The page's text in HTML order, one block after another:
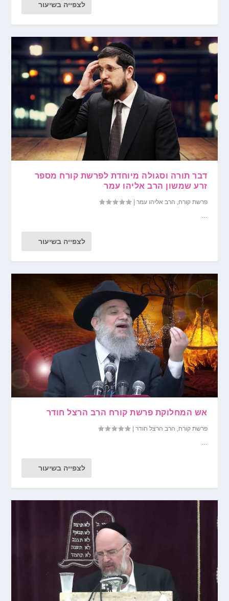
לצפייה בשיעור
דבר תורה וסגולה מיוחדת לפרשת קורח מספר
זרע שמשון הרב אליהו עמר
פרשת קורח, הרב אליהו עמר |
לצפייה בשיעור
אש המחלוקת פרשת קורח הרב הרצל חודר
פרשת קורח, הרב הרצל חודר |
לצפייה בשיעור